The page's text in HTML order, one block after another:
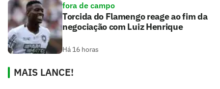
fora de campo
Torcida do Flamengo reage ao fim da
negociação com Luiz Henrique
Há 16 horas
MAIS LANCE!